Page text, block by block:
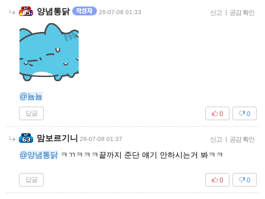
양념통닭 26-07-08 01:33 신고 | 공감 확인
@뇸뇸
답글 0
0
맘보르기니 26-07-08 01:37 신고 | 공감 확인
@양념통닭 ㅋㄲㅋㅋㅋ끝까지 준단 얘기 안하시는거 봐ㅋㅋ
답글 0
0